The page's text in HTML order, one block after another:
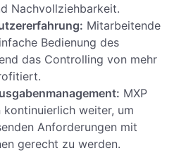
Nachvollziehbarkeit.
Mitarbeitende
Bedienung des
das Controlling von mehr
MXP
weiter, um
Anforderungen mit
gerecht zu werden.